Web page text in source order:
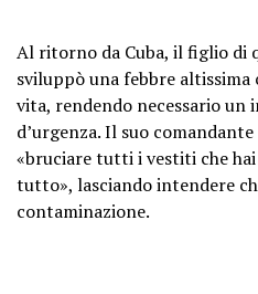
Al ritorno da Cuba, il figlio di
sviluppò una febbre altissima
vita, rendendo necessario
d’urgenza. Il suo
«bruciare tutti i vestiti che
tutto», lasciando intendere
contaminazione.